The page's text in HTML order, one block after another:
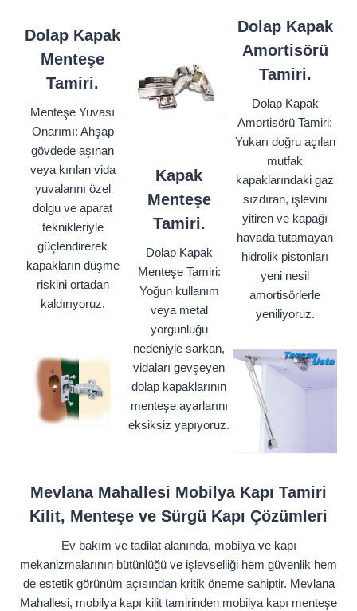
Dolap Kapak
Menteşe
Tamiri.
Menteşe Yuvası
Onarımı: Ahşap
gövdede aşınan
veya kırılan vida
yuvalarını özel
dolgu ve aparat
teknikleriyle
güçlendirerek
kapakların düşme
riskini ortadan
kaldırıyoruz.
Kapak
Menteşe
Tamiri.
Dolap Kapak
Menteşe Tamiri:
Yoğun kullanım
veya metal
yorgunluğu
nedeniyle sarkan,
vidaları gevşeyen
dolap kapaklarının
menteşe ayarlarını
eksiksiz yapıyoruz.
Dolap Kapak
Amortisörü
Tamiri.
Dolap Kapak
Amortisörü Tamiri:
Yukarı doğru açılan
mutfak
kapaklarındaki gaz
sızdıran, işlevini
yitiren ve kapağı
havada tutamayan
hidrolik pistonları
yeni nesil
amortisörlerle
yeniliyoruz.
Mevlana Mahallesi Mobilya Kapı Tamiri
Kilit, Menteşe ve Sürgü Kapı Çözümleri
Ev bakım ve tadilat alanında, mobilya ve kapı
mekanizmalarının bütünlüğü ve işlevselliği hem güvenlik hem
de estetik görünüm açısından kritik öneme sahiptir. Mevlana
Mahallesi, mobilya kapı kilit tamirinden mobilya kapı menteşe